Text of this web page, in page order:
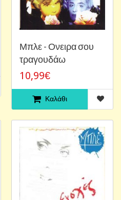
Μπλε - Ονειρα σου
τραγουδάω
10,99€
Καλάθι